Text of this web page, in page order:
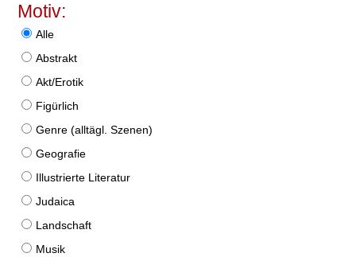
Motiv:
Alle
Abstrakt
Akt/Erotik
Figürlich
Genre (alltägl. Szenen)
Geografie
Illustrierte Literatur
Judaica
Landschaft
Musik